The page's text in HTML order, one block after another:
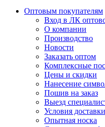
Оптовым покупателям
Вход в ЛК
О компании
Производство
Новости
Заказать оптом
Комплексные
Цены и скидки
Нанесение
Пошив на заказ
Выезд
Условия доставки
Опытная носка